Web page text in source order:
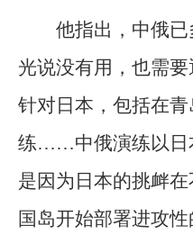
他指出，中俄
光说没有用，也需
针对日本，包括在
练……中俄演练以日
是因为日本的挑衅
国岛开始部署进攻